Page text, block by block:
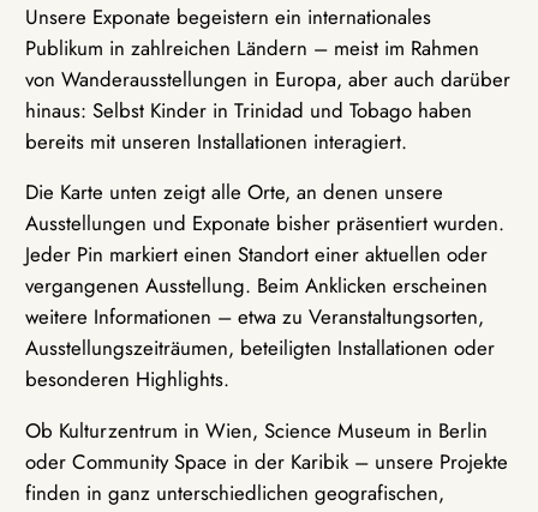
Unsere Exponate begeistern ein internationales
Publikum in zahlreichen Ländern – meist im Rahmen
von Wanderausstellungen in Europa, aber auch darüber
hinaus: Selbst Kinder in Trinidad und Tobago haben
bereits mit unseren Installationen interagiert.
Die Karte unten zeigt alle Orte, an denen unsere
Ausstellungen und Exponate bisher präsentiert wurden.
Jeder Pin markiert einen Standort einer aktuellen oder
vergangenen Ausstellung. Beim Anklicken erscheinen
weitere Informationen – etwa zu Veranstaltungsorten,
Ausstellungszeiträumen, beteiligten Installationen oder
besonderen Highlights.
Ob Kulturzentrum in Wien, Science Museum in Berlin
oder Community Space in der Karibik – unsere Projekte
finden in ganz unterschiedlichen geografischen,